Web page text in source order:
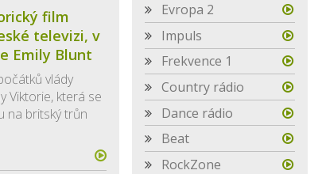
film
televizi, v
Emily Blunt
vlády
Viktorie, která se
na britský trůn
Evropa 2
Impuls
Frekvence 1
Country rádio
Dance rádio
Beat
RockZone